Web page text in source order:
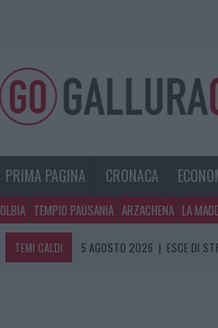
PRIMA PAGINA CRONACA
OLBIA TEMPIO PAUSANIA ARZACHENA LA
TEMI CALDI 5 AGOSTO 2026 | TURISTE SI